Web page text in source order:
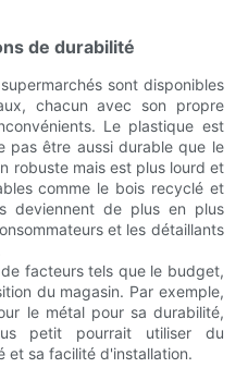
de durabilité
sont disponibles
chacun avec son propre
Le plastique est
pas être aussi durable que le
robuste mais est plus lourd et
comme le bois recyclé et
deviennent de plus en plus
et les détaillants
facteurs tels que le budget,
du magasin. Par exemple,
le métal pour sa durabilité,
petit pourrait utiliser du
et sa facilité d'installation.